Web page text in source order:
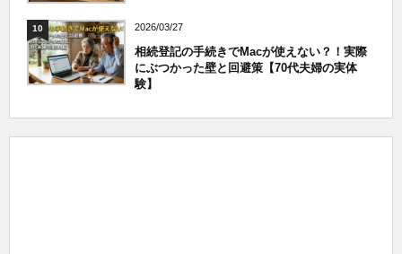
10 2026/03/27
相続登記の手続きでMacが使えない？！実際
にぶつかった壁と回避策【70代夫婦の実体
験】